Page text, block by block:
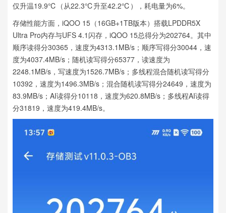
仅升温19.9℃（从22.3℃升至42.2℃），耗电量为6%。
存储性能方面，iQOO 15（16GB+1TB版本）搭载LPDDR5X
Ultra Pro内存与UFS 4.1闪存，iQOO 15总得分为202764。其中
顺序读得分30365，速度为4313.1MB/s；顺序写得分30044，速
度为4037.4MB/s；随机读写得分65377，读速度为
2248.1MB/s，写速度为1526.7MB/s；多线程混合随机读写得分
10392，速度为1496.3MB/s；混合随机读写得分24649，速度为
83.9MB/s；AI读得分10118，速度为620.8MB/s；多线程AI读得
分31819，速度为419.4MB/s。